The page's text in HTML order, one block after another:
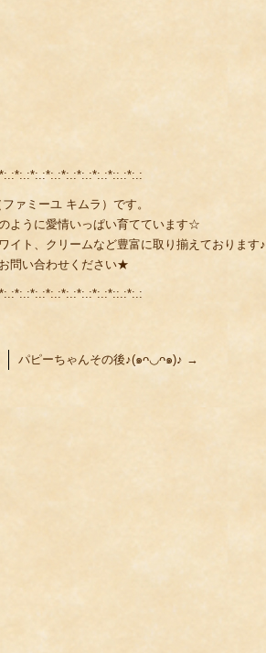
ァミーユ キムラ）です。
ように愛情いっぱい育てています☆
イト、クリームなど豊富に取り揃えております♪
問い合わせください★
パピーちゃんその後♪(๑ᴖ◡ᴖ๑)♪ →